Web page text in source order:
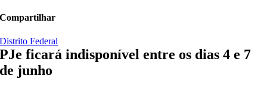
Compartilhar
Distrito Federal
PJe ficará indisponível entre os dias 4 e 7
de junho